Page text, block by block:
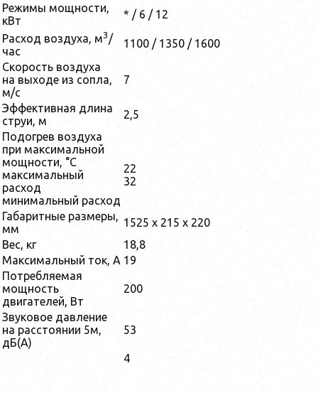
Режимы мощности,
кВт
* / 6 / 12
Расход воздуха, м3 /
час
1100 / 1350 / 1600
Скорость воздуха
на выходе из сопла,
м/с
7
Эффективная длина
струи, м
2,5
Подогрев воздуха
при максимальной
мощности, °С
максимальный
расход
минимальный расход
22
32
Габаритные размеры,
мм
1525 x 215 x 220
Вес, кг
18,8
Максимальный ток, А 19
Потребляемая
мощность
двигателей, Вт
200
Звуковое давление
на расстоянии 5м,
дБ(А)
53
4